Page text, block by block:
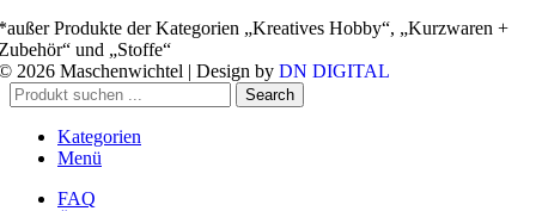
Produkte der Kategorien „Kreatives Hobby“, „Kurzwaren +
und „Stoffe“
2026 Maschenwichtel | Design by DN DIGITAL
Search
Kategorien
Menü
FAQ